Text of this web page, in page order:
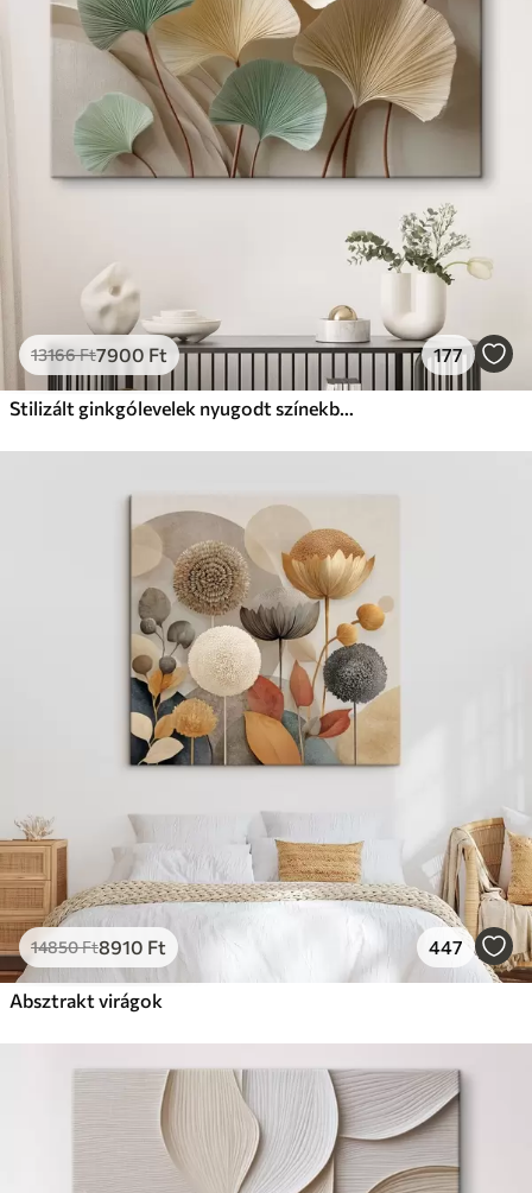
Prémium
Ft
Élénk, gazdag színek
Fakulásálló
✓Biztonságos, szagtalan tinta
Eco-Prémium
Tól12405Ft
✓Élénk, gazdag színek
✓Fakulásálló
Környezetbarát anyag
13166Ft7900 Ft 177
Stilizált ginkgólevelek nyugodt színekben
14850Ft8910 Ft 447
Absztrakt virágok